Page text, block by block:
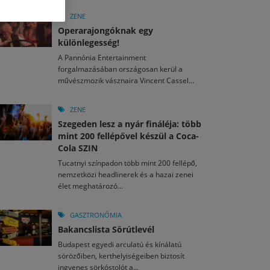
2026. JÚL. 15.
nézők 10 kedvenc filmje 2026 első félévében
án hozzánk is megérkezik a Rocktábor
2026. JÚL. 29.
a jubileumi Művészetek Völgye – még öt
kulturális ünnep
egy mese: 30 napos mesekihívást indít a Libri
2026. MÁJ. 11.
László kapta az Artisjus Irodalmi Nagydíjat
ZENE
Operarajongóknak egy
különlegesség!
A Pannónia Entertainment
forgalmazásában országosan kerül a
művészmozik vásznaira Vincent Cassel...
ZENE
Szegeden lesz a nyár fináléja: több
mint 200 fellépővel készül a Coca-
Cola SZIN
Tucatnyi színpadon több mint 200 fellépő,
nemzetközi headlinerek és a hazai zenei
élet meghatározó...
GASZTRONÓMIA
Bakancslista Sörútlevél
Budapest egyedi arculatú és kínálatú
sörözőiben, kerthelyiségeiben biztosít
ingyenes sörkóstolót a...